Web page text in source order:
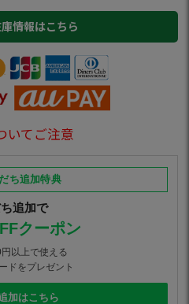
情報はこちら
いてご注意
ち追加特典
追加で
クーポン
以上で使える
ドをプレゼント
加はこちら